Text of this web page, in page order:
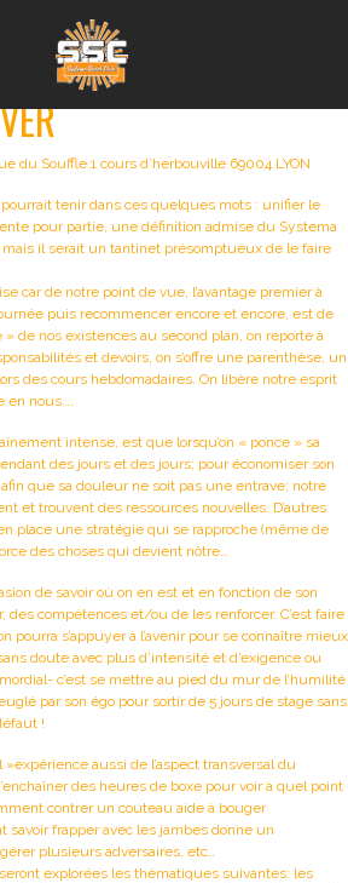
2021
16 février 2022
du Souffle 1 cours d’herbouville 69004 LYON
tenir dans ces quelques mots : unifier le
pour partie, une définition admise du Systema
mais il serait un tantinet présomptueux de le faire
car de notre point de vue, l’avantage premier à
puis recommencer encore et encore, est de
» de nos existences au second plan, on reporte à
et devoirs, on s’offre une parenthèse, un
des cours hebdomadaires. On libère notre esprit
en nous….
intense, est que lorsqu’on « ponce » sa
des jours et des jours; pour économiser son
que sa douleur ne soit pas une entrave; notre
et trouvent des ressources nouvelles. D’autres
place une stratégie qui se rapproche (même de
des choses qui devient nôtre…
de savoir où on en est et en fonction de son
des compétences et/ou de les renforcer. C’est faire
pourra s’appuyer à l’avenir pour se connaître mieux
doute avec plus d’intensité et d’exigence ou
c’est se mettre au pied du mur de l’humilité
par son égo pour sortir de 5 jours de stage sans
!
aussi de l’aspect transversal du
des heures de boxe pour voir à quel point
contrer un couteau aide à bouger
savoir frapper avec les jambes donne un
plusieurs adversaires, etc..
explorées les thématiques suivantes: les